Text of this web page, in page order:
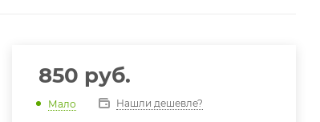
850 руб.
Мало Нашли дешевле?